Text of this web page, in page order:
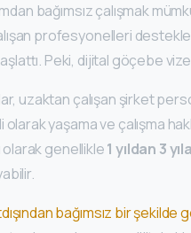
bağımsız çalışmak
profesyonelleri
Peki, dijital göçebe
uzaktan çalışan şirket
yaşama ve çalışma
genellikle1 yıldan 3
bağımsız bir şekilde